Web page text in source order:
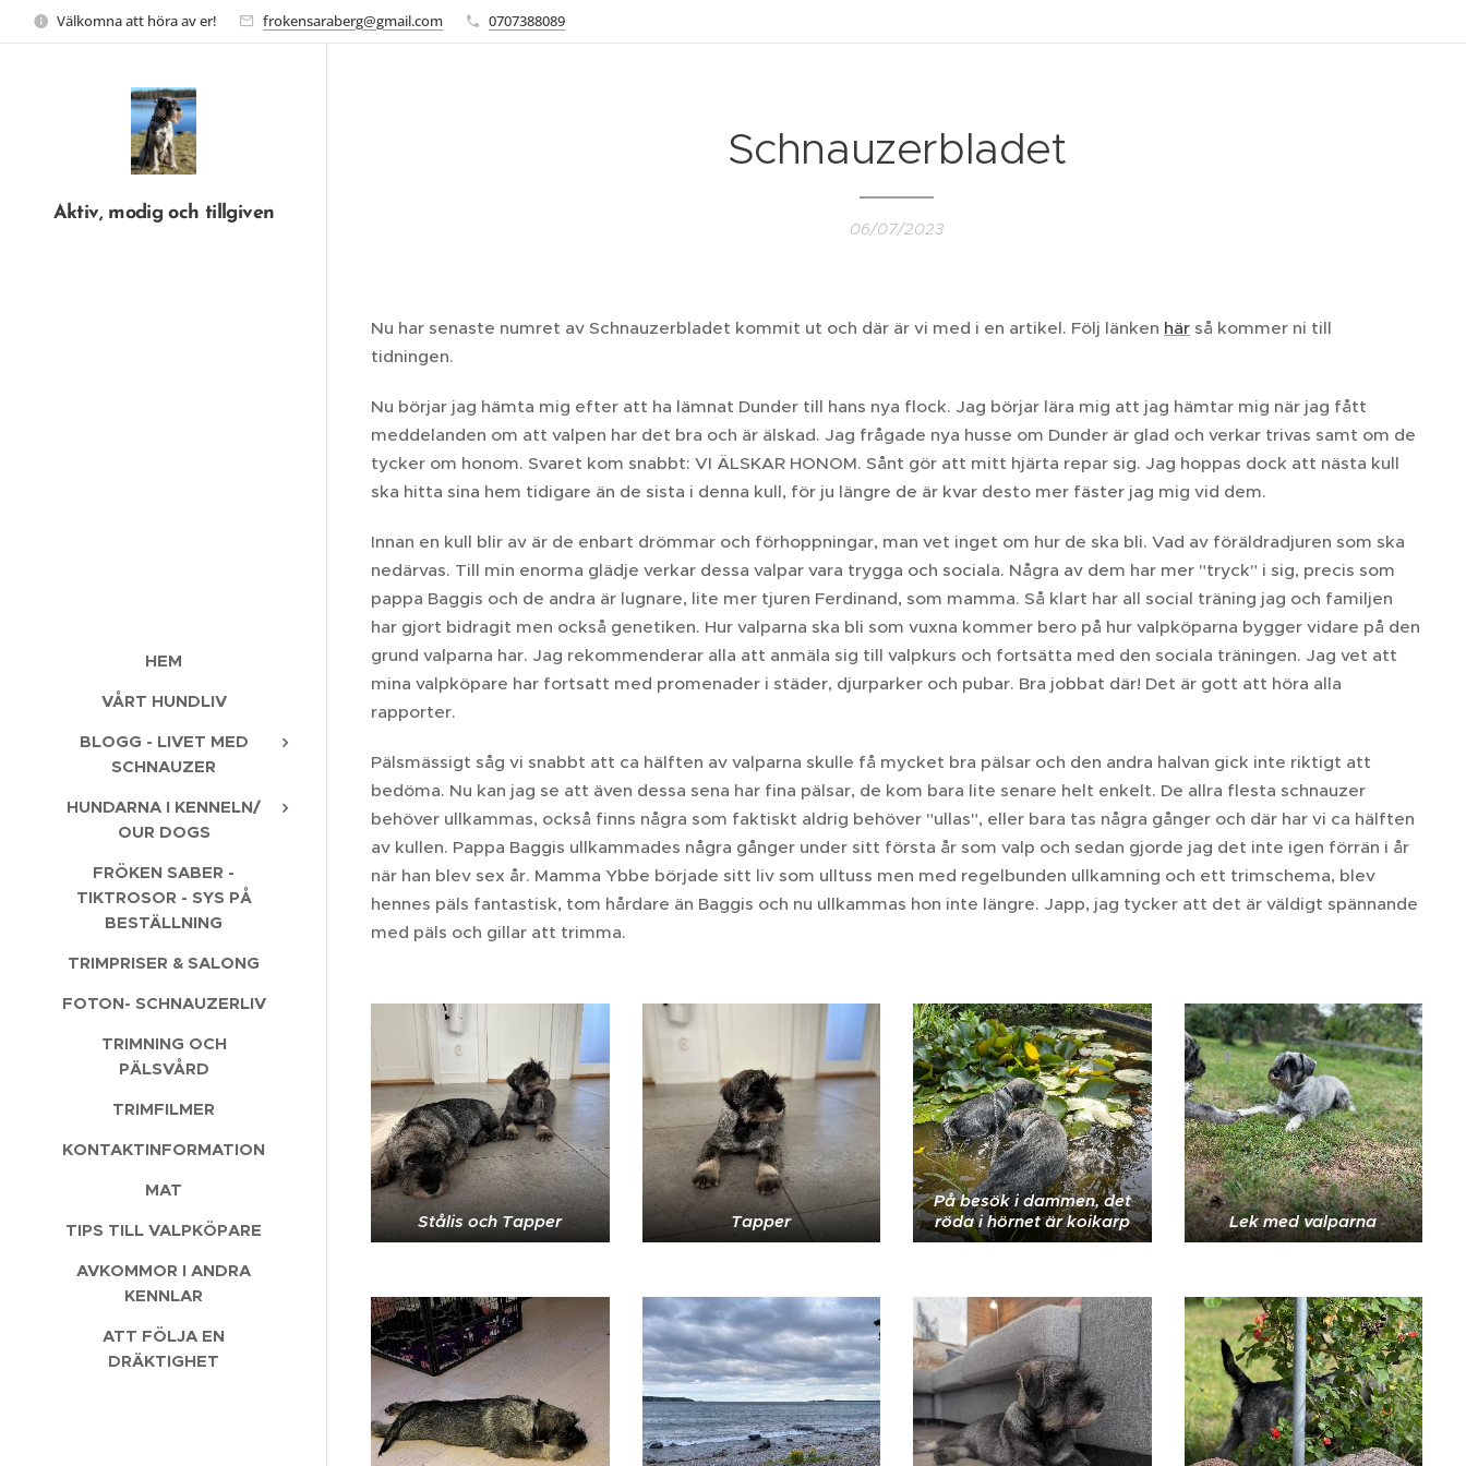
Välkomna att höra av er! frokensaraberg@gmail.com 0707388089
Aktiv, modig och tillgiven
HEM
VÅRT HUNDLIV
BLOGG - LIVET MED
SCHNAUZER
HUNDARNA I KENNELN/
OUR DOGS
FRÖKEN SABER -
TIKTROSOR - SYS PÅ
BESTÄLLNING
TRIMPRISER & SALONG
FOTON- SCHNAUZERLIV
TRIMNING OCH
PÄLSVÅRD
TRIMFILMER
KONTAKTINFORMATION
MAT
TIPS TILL VALPKÖPARE
AVKOMMOR I ANDRA
KENNLAR
ATT FÖLJA EN
DRÄKTIGHET
Schnauzerbladet
06/07/2023
Nu har senaste numret av Schnauzerbladet kommit ut och där är vi med i en artikel. Följ länken här så kommer ni till
tidningen.
Nu börjar jag hämta mig efter att ha lämnat Dunder till hans nya flock. Jag börjar lära mig att jag hämtar mig när jag fått
meddelanden om att valpen har det bra och är älskad. Jag frågade nya husse om Dunder är glad och verkar trivas samt om de
tycker om honom. Svaret kom snabbt: VI ÄLSKAR HONOM. Sånt gör att mitt hjärta repar sig. Jag hoppas dock att nästa kull
ska hitta sina hem tidigare än de sista i denna kull, för ju längre de är kvar desto mer fäster jag mig vid dem.
Innan en kull blir av är de enbart drömmar och förhoppningar, man vet inget om hur de ska bli. Vad av föräldradjuren som ska
nedärvas. Till min enorma glädje verkar dessa valpar vara trygga och sociala. Några av dem har mer "tryck" i sig, precis som
pappa Baggis och de andra är lugnare, lite mer tjuren Ferdinand, som mamma. Så klart har all social träning jag och familjen
har gjort bidragit men också genetiken. Hur valparna ska bli som vuxna kommer bero på hur valpköparna bygger vidare på den
grund valparna har. Jag rekommenderar alla att anmäla sig till valpkurs och fortsätta med den sociala träningen. Jag vet att
mina valpköpare har fortsatt med promenader i städer, djurparker och pubar. Bra jobbat där! Det är gott att höra alla
rapporter.
Pälsmässigt såg vi snabbt att ca hälften av valparna skulle få mycket bra pälsar och den andra halvan gick inte riktigt att
bedöma. Nu kan jag se att även dessa sena har fina pälsar, de kom bara lite senare helt enkelt. De allra flesta schnauzer
behöver ullkammas, också finns några som faktiskt aldrig behöver "ullas", eller bara tas några gånger och där har vi ca hälften
av kullen. Pappa Baggis ullkammades några gånger under sitt första år som valp och sedan gjorde jag det inte igen förrän i år
när han blev sex år. Mamma Ybbe började sitt liv som ulltuss men med regelbunden ullkamning och ett trimschema, blev
hennes päls fantastisk, tom hårdare än Baggis och nu ullkammas hon inte längre. Japp, jag tycker att det är väldigt spännande
med päls och gillar att trimma.
Stålis och Tapper Tapper
På besök i dammen, det
röda i hörnet är koikarp
Lek med valparna